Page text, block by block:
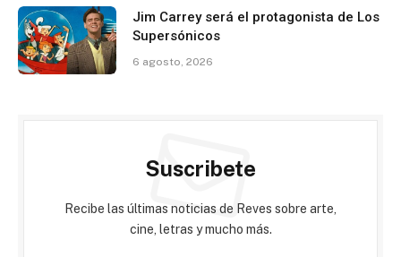
Jim Carrey será el protagonista de Los
Supersónicos
6 agosto, 2026
Suscribete
Recibe las últimas noticias de Reves sobre arte,
cine, letras y mucho más.